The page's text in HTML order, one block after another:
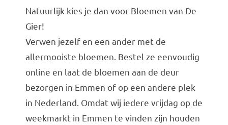
Natuurlijk kies je dan voor Bloemen van De
Gier!
Verwen jezelf en een ander met de
allermooiste bloemen. Bestel ze eenvoudig
online en laat de bloemen aan de deur
bezorgen in Emmen of op een andere plek
in Nederland. Omdat wij iedere vrijdag op de
weekmarkt in Emmen te vinden zijn houden